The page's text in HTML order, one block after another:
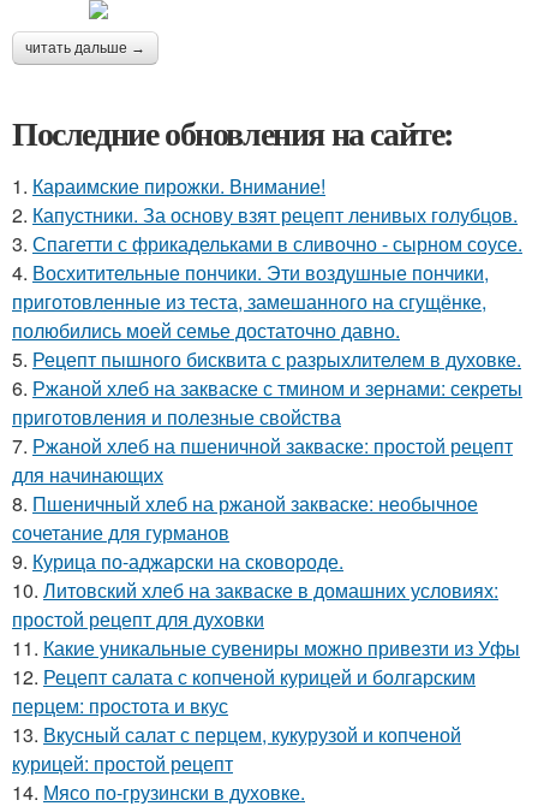
читать дальше →
Последние обновления на сайте:
1. Караимские пирожки. Внимание!
2. Капустники. За основу взят рецепт ленивых голубцов.
3. Спагетти с фрикадельками в сливочно - сырном соусе.
4. Восхитительные пончики. Эти воздушные пончики,
приготовленные из теста, замешанного на сгущёнке,
полюбились моей семье достаточно давно.
5. Рецепт пышного бисквита с разрыхлителем в духовке.
6. Ржаной хлеб на закваске с тмином и зернами: секреты
приготовления и полезные свойства
7. Ржаной хлеб на пшеничной закваске: простой рецепт
для начинающих
8. Пшеничный хлеб на ржаной закваске: необычное
сочетание для гурманов
9. Курица по-аджарски на сковороде.
10. Литовский хлеб на закваске в домашних условиях:
простой рецепт для духовки
11. Какие уникальные сувениры можно привезти из Уфы
12. Рецепт салата с копченой курицей и болгарским
перцем: простота и вкус
13. Вкусный салат с перцем, кукурузой и копченой
курицей: простой рецепт
14. Мясо по-грузински в духовке.